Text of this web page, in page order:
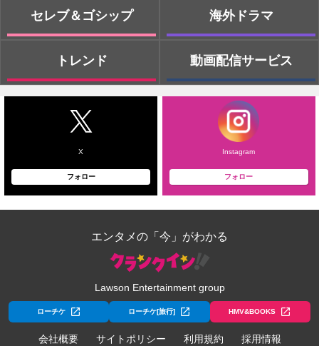
セレブ＆ゴシップ
トレンド
海外ドラマ
動画配信サービス
X
フォロー
Instagram
フォロー
エンタメの「今」がわかる
Lawson Entertainment group
ローチケ ローチケ[旅行] HMV&BOOKS
会社概要 サイトポリシー 利用規約 採用情報